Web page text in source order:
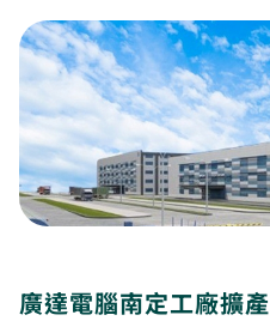
廣達電腦南定工廠擴